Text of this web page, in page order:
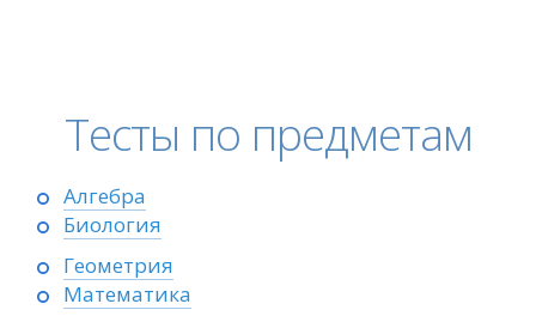
Тесты по предметам
Алгебра
Биология
Геометрия
Математика